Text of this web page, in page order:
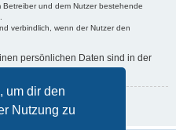
um dir den
Nutzung zu
Betreiber und dem Nutzer bestehende
verbindlich, wenn der Nutzer den
persönlichen Daten sind in der